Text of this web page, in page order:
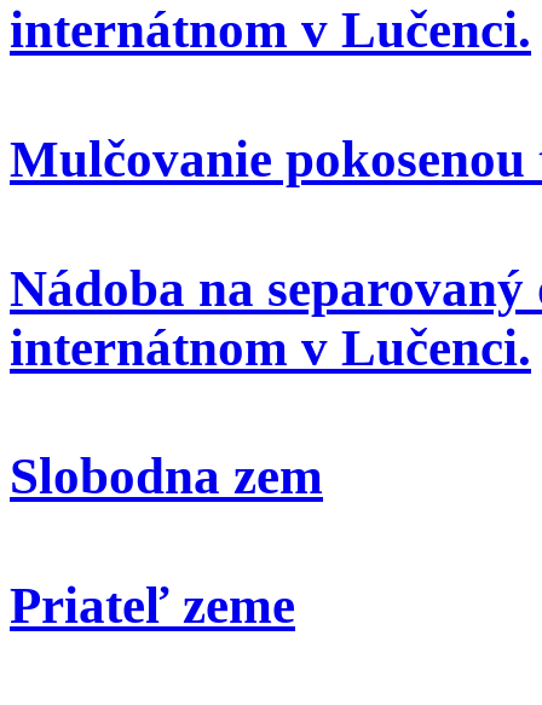
internátnom v Lučenci.
Mulčovanie
Nádoba na
internátnom v Lučenci.
Slobodna zem
Priateľ zeme